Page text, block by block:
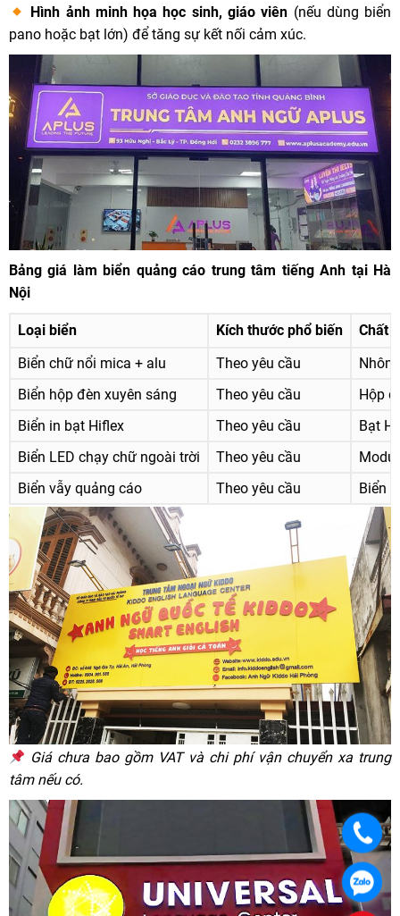
Hình ảnh minh họa học sinh, giáo viên (nếu dùng biển
pano hoặc bạt lớn) để tăng sự kết nối cảm xúc.
Bảng giá làm biển quảng cáo trung tâm tiếng Anh tại Hà
Nội
Loại biển Kích thước phổ biến
Chất
Biển chữ nổi mica + alu
Theo yêu cầu
Biển hộp đèn xuyên sáng
Theo yêu cầu
Hộp
Biển in bạt Hiflex
Theo yêu cầu
Bạt
Biển LED chạy chữ ngoài trời
Theo yêu cầu
Biển vẫy quảng cáo
Theo yêu cầu Biển
Giá chưa bao gồm VAT và chi phí vận chuyển xa trung
tâm nếu có.